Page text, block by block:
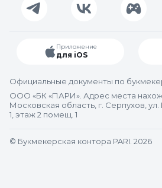
Приложение
для iOS
Официальные документы по
ООО «БК «ПАРИ». Адрес места
Московская область, г. Серпухов, ул.
1, этаж 2 помещ. 1
© Букмекерская контора PARI. 2026